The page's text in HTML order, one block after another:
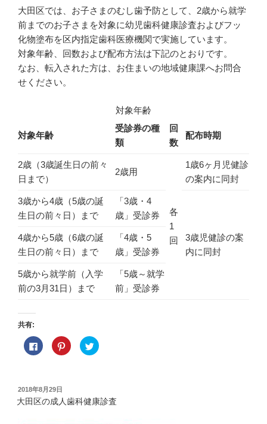
だ
さ
い
(
新
し
い
ウ
ィ
ン
ド
ウ
ィ
ン
ド
ウ
で
開
き
ま
す
ン
ド
ウ
で
開
き
ま
す
)
大田区では、お子さまのむし歯予防として、2歳から就学
前までのお子さまを対象に幼児歯科健康診査およびフッ
化物塗布を区内指定歯科医療機関で実施しています。
対象年齢、回数および配布方法は下記のとおりです。
なお、転入された方は、お住まいの地域健康課へお問合
せください。
対象年齢
対象年齢
受診券の種
類
回
数
配布時期
2歳（3歳誕生日の前々
日まで）
2歳用
各
1
回
1歳6ヶ月児健診
の案内に同封
3歳から4歳（5歳の誕
生日の前々日）まで
「3歳・4
歳」受診券
3歳児健診の案
内に同封
4歳から5歳（6歳の誕
生日の前々日）まで
「4歳・5
歳」受診券
5歳から就学前（入学
前の3月31日）まで
「5歳～就学
前」受診券
共有:
F
a
o
k
で
共
ク
リ
n
t
ク
リ
i
t
投
稿
2018年8月29日
大田区の成人歯科健康診査